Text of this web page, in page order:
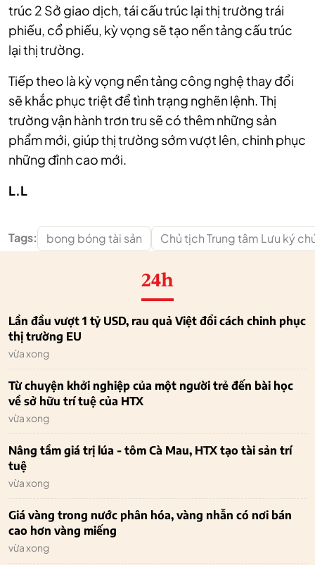
trúc 2 Sở giao dịch, tái cấu trúc lại thị trường trái
phiếu, cổ phiếu, kỳ vọng sẽ tạo nền tảng cấu trúc
lại thị trường.
Tiếp theo là kỳ vọng nền tảng công nghệ thay đổi
sẽ khắc phục triệt để tình trạng nghẽn lệnh. Thị
trường vận hành trơn tru sẽ có thêm những sản
phẩm mới, giúp thị trường sớm vượt lên, chinh phục
những đỉnh cao mới.
L.L
Tags: bong bóng tài sản Chủ tịch Trung tâm Lưu ký
24h
Lần đầu vượt 1 tỷ USD, rau quả Việt đổi cách chinh phục
thị trường EU
vừa xong
Từ chuyện khởi nghiệp của một người trẻ đến bài học
về sở hữu trí tuệ của HTX
vừa xong
Nâng tầm giá trị lúa - tôm Cà Mau, HTX tạo tài sản trí
tuệ
vừa xong
Giá vàng trong nước phân hóa, vàng nhẫn có nơi bán
cao hơn vàng miếng
vừa xong